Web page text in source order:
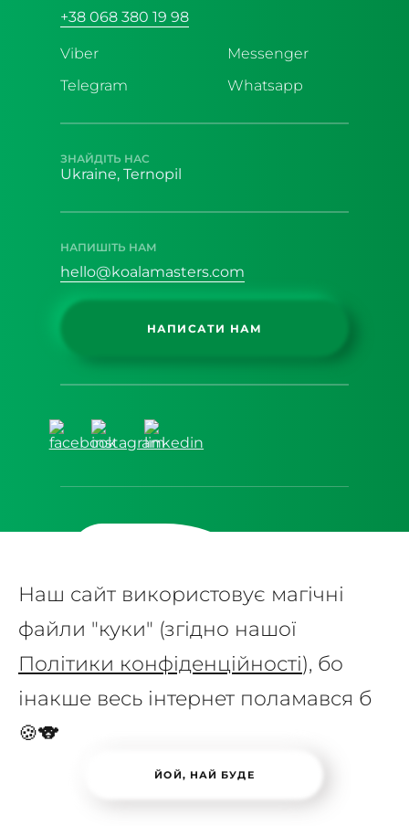
+38 068 380 19 98
Viber
Messenger
Telegram
Whatsapp
ЗНАЙДІТЬ НАС
Ukraine, Ternopil
НАПИШІТЬ НАМ
hello@koalamasters.com
НАПИСАТИ НАМ
Політика конфіденційності
Наш сайт використовує магічні
файли "куки" (згідно нашої
Політики конфіденційності), бо
інакше весь інтернет поламався б
🍪🐨
ЙОЙ, НАЙ БУДЕ